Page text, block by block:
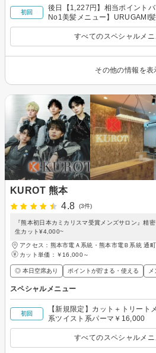
初回
後日【1,227円】相当ポイント
No1美髪メニュー】URUGAMI
カット ￥13500【カット込み
すべてのスペシャルメ
その他の情報を表
KUROT 熊本
4.8
(3件)
『熊本初日本カミカリスマ受賞メンズサロン』精
生カット¥4,000~
アクセス：熊本市電Ａ系統・熊本市電Ｂ系統 通
カット単価： ￥16,000～
◎ 本日空席あり ポイントが貯まる・使える メ
スペシャルメニュー
初回
【新規限定】カット＋トリート
系ツイスト系パーマ￥16,000
すべてのスペシャルメ